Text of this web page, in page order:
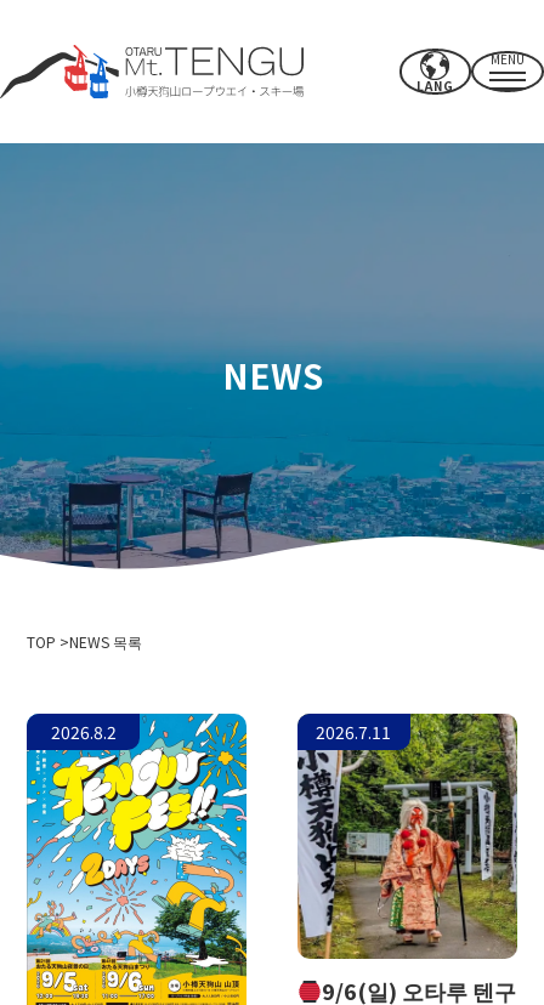
LANG
MENU
CAFE & SHOP
파워 스폿·시설
근처의 추천 명소
보내는 법
이벤트 정보
액세스
회사개요
스키장 이용 약관
관련 링크
홋카이도 중앙 버스 주식회사
니세코 안누푸리 국제 스키장
오타루 바인
니세코 온천 고 이코이노 유주쿠 이로하
오타루시청
오타루 관광 협회
홋카이도 색도 협회
NEWS
TOP NEWS 목록
2026.8.2 2026.7.11
9/6(일) 오타루 텐구